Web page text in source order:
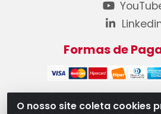
O nosso site coleta cookies
Formas de